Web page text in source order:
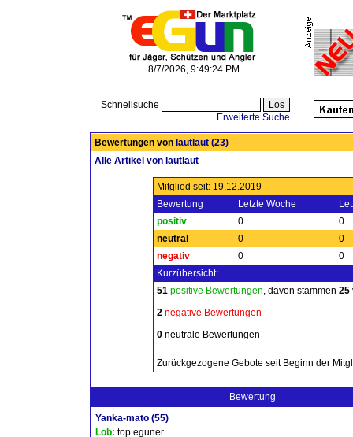
8/7/2026, 9:49:24 PM
Schnellsuche
Erweiterte Suche
Bewertungen von lautlaut (23)
Alle Artikel von lautlaut
Mitglied seit: 19.12.2019
Bewertung
Letzte Woche
positiv
0
0
neutral
0
0
negativ
0
0
Kurzübersicht:
51 positive Bewertungen, davon stammen 25
2 negative Bewertungen
0 neutrale Bewertungen
Zurückgezogene Gebote seit Beginn der
Bewertung
Yanka-mato (55)
Lob: top eguner